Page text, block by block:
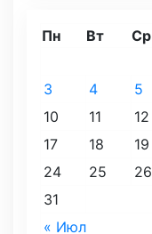
Пн Вт Ср
« Июл
3
4 5
10
11 12
17
18 19
24
25 26
31